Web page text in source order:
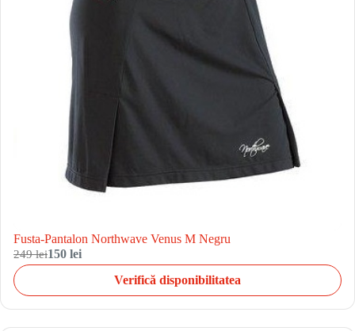
Fusta-Pantalon Northwave Venus M Negru
249 lei150 lei
Verifică disponibilitatea